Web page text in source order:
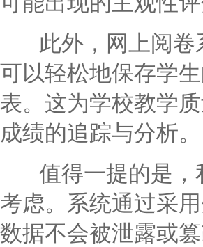
此外，网上阅卷
可以轻松地保存学
表。这为学校教学
成绩的追踪与分析。
值得一提的是，
考虑。系统通过采
数据不会被泄露或